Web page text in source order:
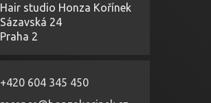
Hair studio Honza Kořínek
Sázavská 24
Praha 2
+420 604 345 450